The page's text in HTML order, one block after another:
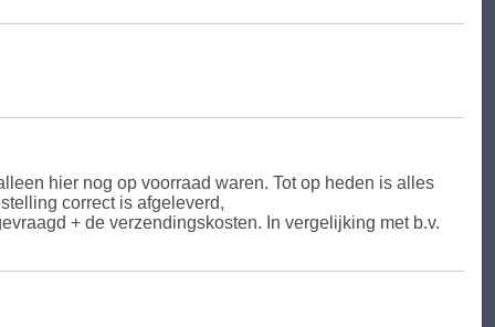
hier nog op voorraad waren. Tot op heden is alles
correct is afgeleverd,
+ de verzendingskosten. In vergelijking met b.v.